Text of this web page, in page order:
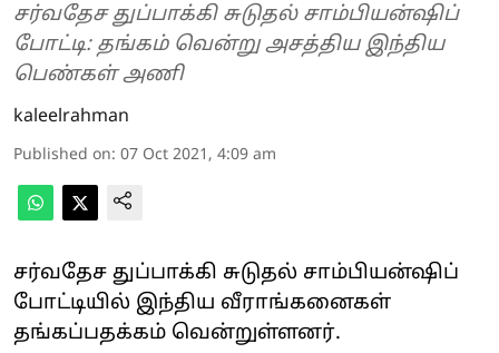
சர்வதேச துப்பாக்கி சுடுதல் சாம்பியன்ஷிப்
போட்டி: தங்கம் வென்று அசத்திய இந்திய
பெண்கள் அணி
kaleelrahman
Published on: 07 Oct 2021, 4:09 am
சர்வதேச துப்பாக்கி சுடுதல் சாம்பியன்ஷிப்
போட்டியில் இந்திய வீராங்கனைகள்
தங்கப்பதக்கம் வென்றுள்ளனர்.